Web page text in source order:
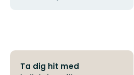
Ta dig hit med